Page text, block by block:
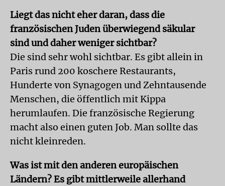
Liegt das nicht eher daran, dass die
französischen Juden überwiegend säkular
sind und daher weniger sichtbar?
Die sind sehr wohl sichtbar. Es gibt allein in
Paris rund 200 koschere Restaurants,
Hunderte von Synagogen und Zehntausende
Menschen, die öffentlich mit Kippa
herumlaufen. Die französische Regierung
macht also einen guten Job. Man sollte das
nicht kleinreden.
Was ist mit den anderen europäischen
Ländern? Es gibt mittlerweile allerhand